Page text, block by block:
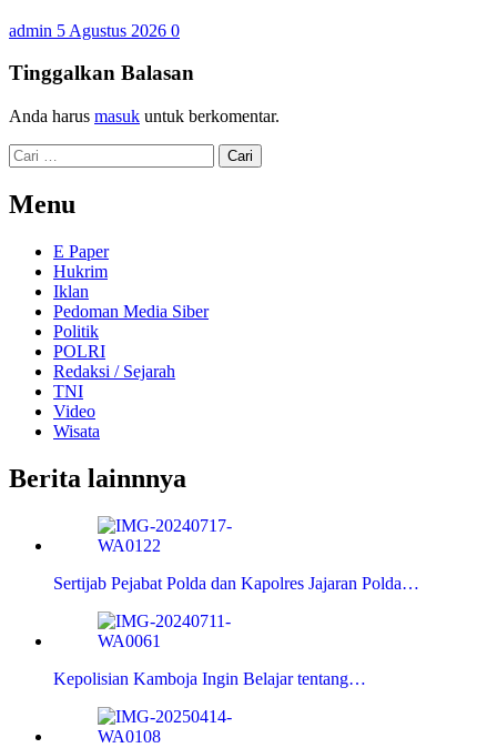
admin 5 Agustus 2026 0
Tinggalkan Balasan
Anda harus masuk untuk berkomentar.
Cari
untuk:
Menu
E Paper
Hukrim
Iklan
Pedoman Media Siber
Politik
POLRI
Redaksi / Sejarah
TNI
Video
Wisata
Berita lainnnya
Sertijab Pejabat Polda dan Kapolres Jajaran Polda…
Kepolisian Kamboja Ingin Belajar tentang…